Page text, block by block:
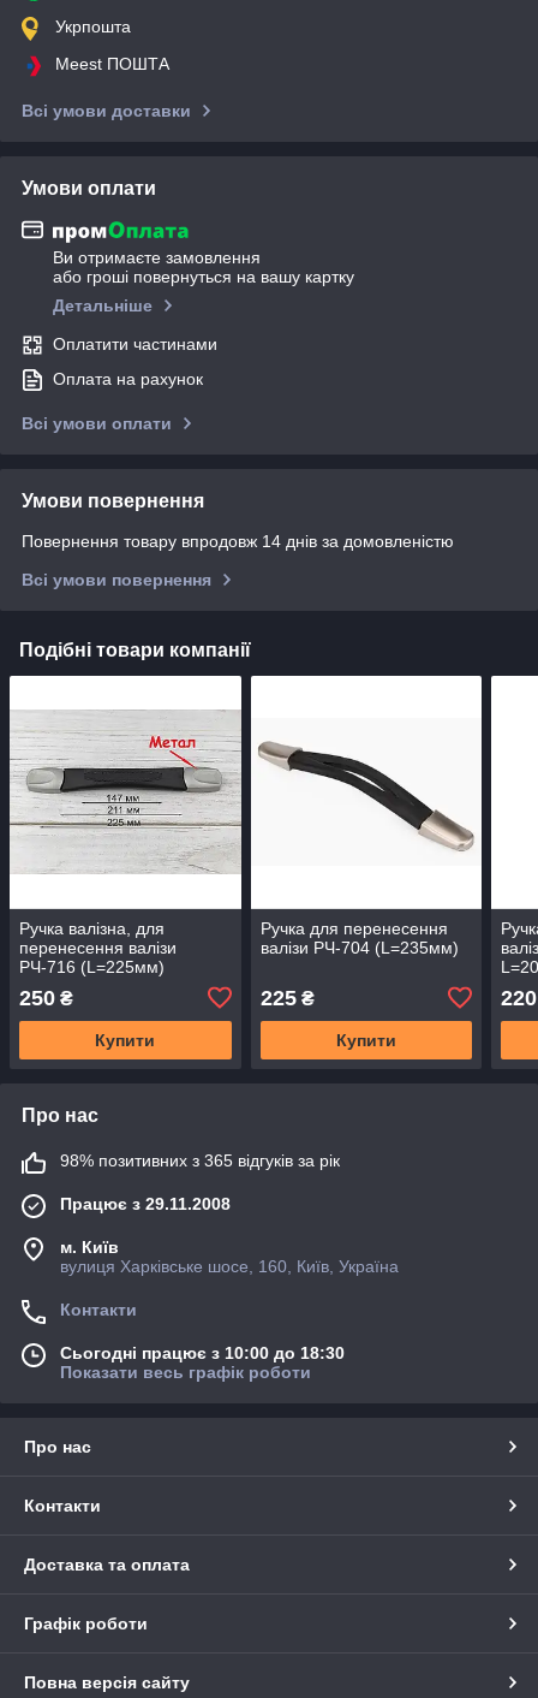
Укрпошта
Meest ПОШТА
Всі умови доставки
Умови оплати
Ви отримаєте замовлення
або гроші повернуться на вашу картку
Детальніше
Оплатити частинами
Оплата на рахунок
Всі умови оплати
Умови повернення
Повернення товару впродовж 14 днів за домовленістю
Всі умови повернення
Подібні товари компанії
Ручка валізна, для
перенесення валізи
РЧ-716 (L=225мм)
250 ₴
Купити
Ручка для перенесення
валізи РЧ-704 (L=235мм)
225₴
Купити
220
Про нас
98% позитивних з 365 відгуків за рік
Працює з 29.11.2008
м. Київ
вулиця Харківське шосе, 160, Київ, Україна
Контакти
Сьогодні працює з 10:00 до 18:30
Показати весь графік роботи
Про нас
Контакти
Доставка та оплата
Графік роботи
Повна версія сайту